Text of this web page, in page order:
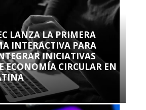
LANZA LA PRIMERA
INTERACTIVA PARA
INICIATIVAS
ECONOMÍA CIRCULAR EN